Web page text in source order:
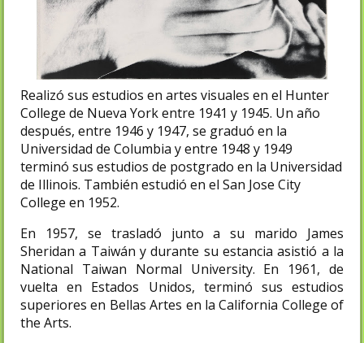
Realizó sus estudios en artes visuales en el Hunter
College de Nueva York entre 1941 y 1945. Un año
después, entre 1946 y 1947, se graduó en la
Universidad de Columbia y entre 1948 y 1949
terminó sus estudios de postgrado en la Universidad
de Illinois. También estudió en el San Jose City
College en 1952.​
En 1957, se trasladó junto a su marido James
Sheridan a Taiwán y durante su estancia asistió a la
National Taiwan Normal University. En 1961, de
vuelta en Estados Unidos, terminó sus estudios
superiores en Bellas Artes en la California College of
the Arts.​